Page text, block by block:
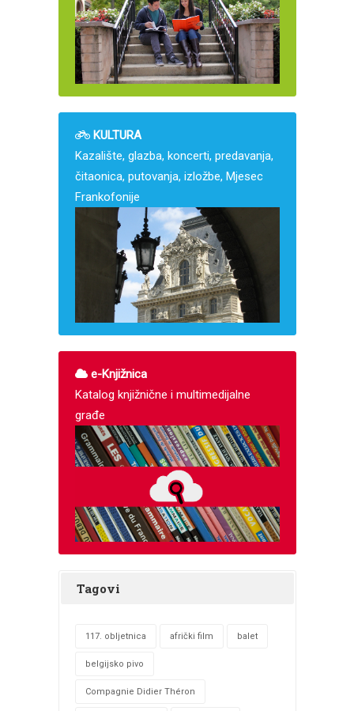
KULTURA
Kazalište, glazba, koncerti, predavanja,
čitaonica, putovanja, izložbe, Mjesec
Frankofonije
e-Knjižnica
Katalog knjižnične i multimedijalne
građe
Tagovi
117. obljetnica afrički film balet
belgijsko pivo
Compagnie Didier Théron